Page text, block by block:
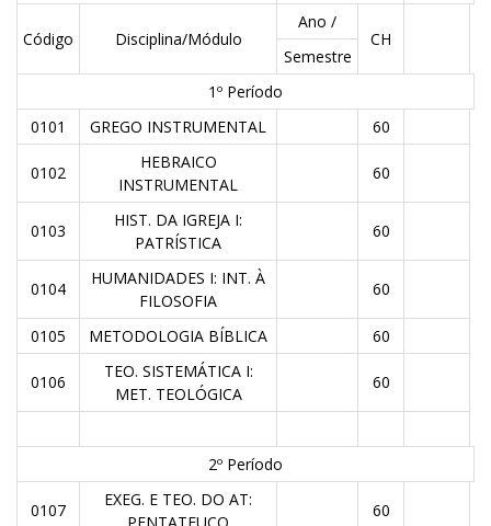
Código Disciplina/Módulo
Ano /
CH
Semestre
1º Período
0101
GREGO INSTRUMENTAL 60
0102
HEBRAICO
INSTRUMENTAL
60
0103
HIST. DA IGREJA I:
PATRÍSTICA
60
0104
HUMANIDADES I: INT. À
FILOSOFIA
60
0105 METODOLOGIA BÍBLICA 60
0106
TEO. SISTEMÁTICA I:
MET. TEOLÓGICA
60
2º Período
0107
EXEG. E TEO. DO AT:
60